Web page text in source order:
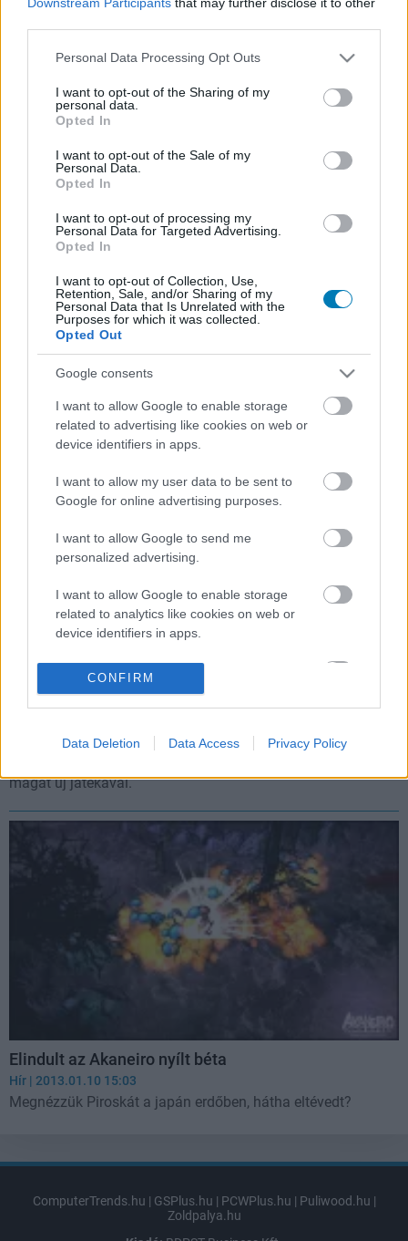
Please note that this website/app uses one or more Google
not limited to your visit or usage behaviour. You may click to
grant or deny consent to Google and its third-party tags to
use your data for below specified purposes in below Google
consent section.
Personal Data Processing Opt Outs
I want to opt-out of the Sharing of my
personal data.
Opted In
I want to opt-out of the Sale of my
Personal Data.
Opted In
I want to opt-out of processing my
Personal Data for Targeted Advertising.
Opted In
I want to opt-out of Collection, Use,
Retention, Sale, and/or Sharing of my
Personal Data that Is Unrelated with the
Purposes for which it was collected.
Opted Out
Google consents
I want to allow Google to enable storage
related to advertising like cookies on web or
device identifiers in apps.
I want to allow my user data to be sent to
Google for online advertising purposes.
I want to allow Google to send me
personalized advertising.
I want to allow Google to enable storage
related to analytics like cookies on web or
device identifiers in apps.
I want to allow Google to enable storage
related to functionality of the website or app.
related to personalization.
I want to allow Google to enable storage
functionality and fraud prevention, and other
CONFIRM
Data Deletion Data Access Privacy Policy
Korhatár:3+
játéka, melyet böngésző segítségével játszhatunk majd.
McGee-nek köszönhetjük többek között az Alice és az Alice:
Madness Returns című játékokat is. Ezúttal egy hangulatos
köszönhetünk neki, amiben is a Piroska és a Farkas
történetének egy újszerű és egészen egyedi változatát
együtt is. Piroska történetét ezúttal a feudális Japánban
képzelték el az alkotók, fantasztikus zenével és magával
ragadó, rajzolt grafikával. Aki kíváncsi, hogy Piroska hogyan
tennie, mint kivárni a 2013-as megjelenést és készíteni a
kedvenc böngészőt.
Bukás a legújabb American McGee játék, ketten
maradtak a fejlesztőcsapatban
Az ember, aki nemrég a játékvilág egyik legkevésbé
magát új játékával.
Elindult az Akaneiro nyílt béta
Hír | 2013.01.10 15:03
Megnézzük Piroskát a japán erdőben, hátha eltévedt?
ComputerTrends.hu | GSPlus.hu | PCWPlus.hu | Puliwood.hu |
Zoldpalya.hu